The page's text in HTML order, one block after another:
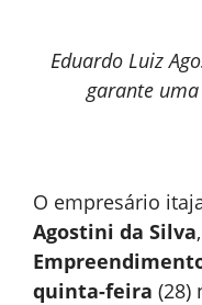
Eduardo Luiz
garante
O empresário
Agostini da Silva
quinta-feira (28)